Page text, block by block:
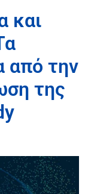
και
από την
της